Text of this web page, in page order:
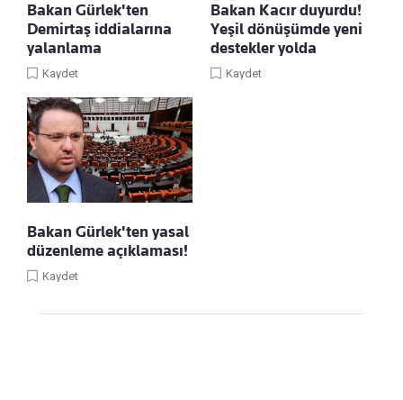
Bakan Gürlek'ten
Demirtaş iddialarına
yalanlama
Kaydet
Bakan Kacır duyurdu!
Yeşil dönüşümde yeni
destekler yolda
Kaydet
Bakan Gürlek'ten yasal
düzenleme açıklaması!
Kaydet